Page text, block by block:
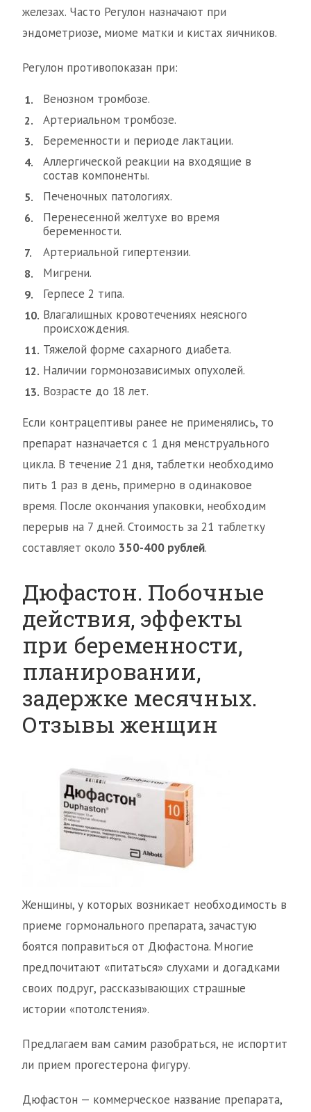
железах. Часто Регулон назначают при
эндометриозе, миоме матки и кистах яичников.
Регулон противопоказан при:
Венозном тромбозе.
Артериальном тромбозе.
Беременности и периоде лактации.
Аллергической реакции на входящие в
состав компоненты.
Печеночных патологиях.
Перенесенной желтухе во время
беременности.
Артериальной гипертензии.
Мигрени.
Герпесе 2 типа.
Влагалищных кровотечениях неясного
происхождения.
Тяжелой форме сахарного диабета.
Наличии гормонозависимых опухолей.
Возрасте до 18 лет.
Если контрацептивы ранее не применялись, то
препарат назначается с 1 дня менструального
цикла. В течение 21 дня, таблетки необходимо
пить 1 раз в день, примерно в одинаковое
время. После окончания упаковки, необходим
перерыв на 7 дней. Стоимость за 21 таблетку
составляет около 350-400 рублей.
Дюфастон. Побочные
действия, эффекты
при беременности,
планировании,
задержке месячных.
Отзывы женщин
Женщины, у которых возникает необходимость в
приеме гормонального препарата, зачастую
боятся поправиться от Дюфастона. Многие
предпочитают «питаться» слухами и догадками
своих подруг, рассказывающих страшные
истории «потолстения».
Предлагаем вам самим разобраться, не испортит
ли прием прогестерона фигуру.
Дюфастон — коммерческое название препарата,